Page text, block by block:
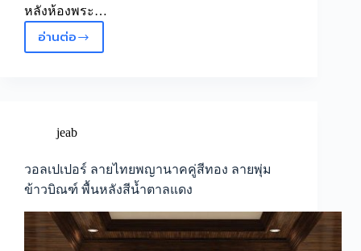
หลังห้องพระ…
อ่านต่อภาพ
ฉาก
ห้อง
พระ
พิมพ์
ห้อง
jeab
วอลเปเปอร์ ลายไทยพญานาคคู่สีทอง ลายพุ่ม
ข้าวบิณฑ์ พื้นหลังสีน้ำตาลแดง